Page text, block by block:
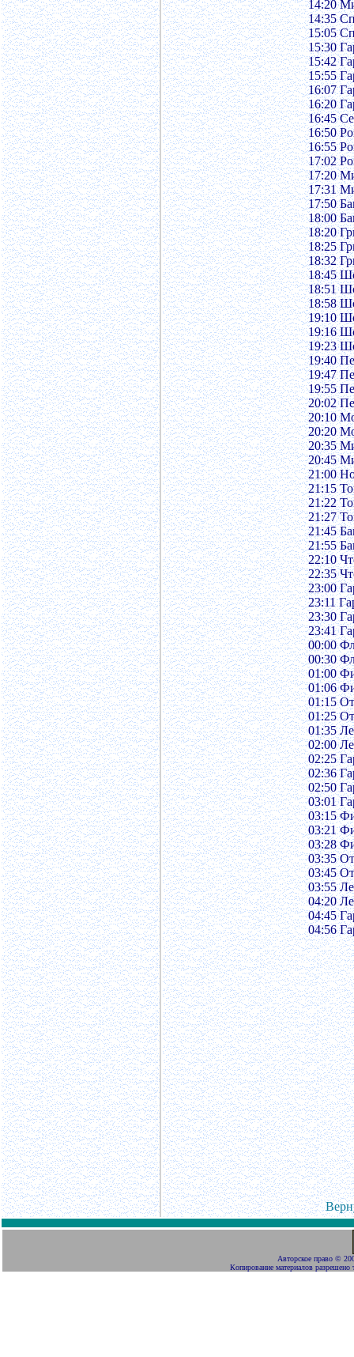
14:20
14:35
15:05
15:30
15:42
15:55
16:07
16:20
16:45
16:50
16:55
17:02
17:20
17:31
17:50
18:00
18:20
18:25
18:32
18:45
18:51
18:58
19:10
19:16
19:23
19:40
19:47
19:55
20:02
20:10
20:20
20:35
20:45
21:00
21:15
21:22
21:27
21:45
21:55
22:10
22:35
23:00
23:11
23:30
23:41
00:00
00:30
01:00
01:06
01:15
01:25
01:35
02:00
02:25
02:36
02:50
03:01
03:15
03:21
03:28
03:35
03:45
03:55
04:20
04:45
04:56
Авторское право ©
Копирование материалов